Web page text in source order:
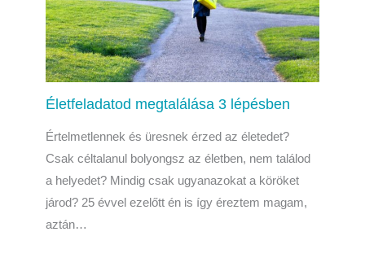
Életfeladatod megtalálása 3 lépésben
Értelmetlennek és üresnek érzed az életedet?
Csak céltalanul bolyongsz az életben, nem találod
a helyedet? Mindig csak ugyanazokat a köröket
járod? 25 évvel ezelőtt én is így éreztem magam,
aztán…